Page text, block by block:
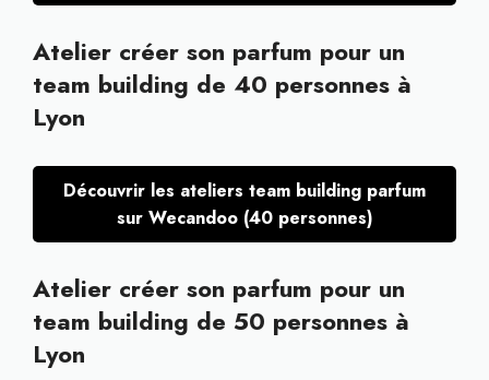
Atelier créer son parfum pour un
team building de 40 personnes à
Lyon
Découvrir les ateliers team building parfum
sur Wecandoo (40 personnes)
Atelier créer son parfum pour un
team building de 50 personnes à
Lyon